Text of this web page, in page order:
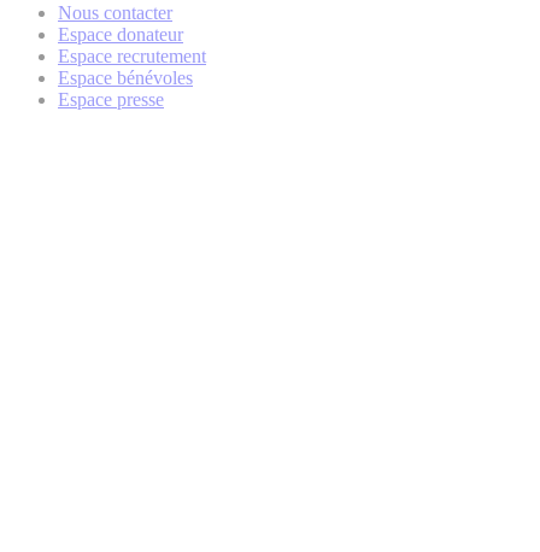
Nous contacter
Espace donateur
Espace recrutement
Espace bénévoles
Espace presse